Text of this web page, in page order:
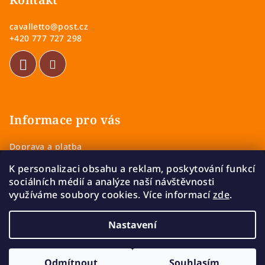
K personalizaci obsahu a reklam, poskytování funkcí
sociálních médií a analýze naší návštěvnosti
využíváme soubory cookies. Více informacízde.
Nastavení
cavalletto@post.cz
+420 777 727 298
Informace pro vás
Doprava a platba
Zásady ochrany osobních údajů
Vrácení a výměna zboží
Upravit nastavení cookies